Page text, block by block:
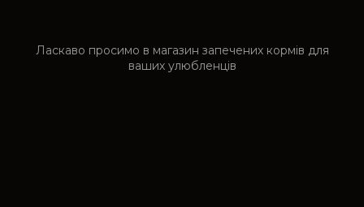
Ласкаво просимо в магазин запечених кормів для
ваших улюбленців